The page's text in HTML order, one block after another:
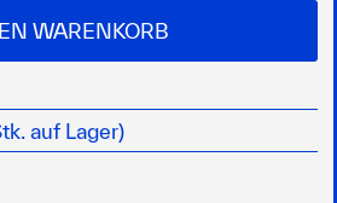
WARENKORB
auf Lager)